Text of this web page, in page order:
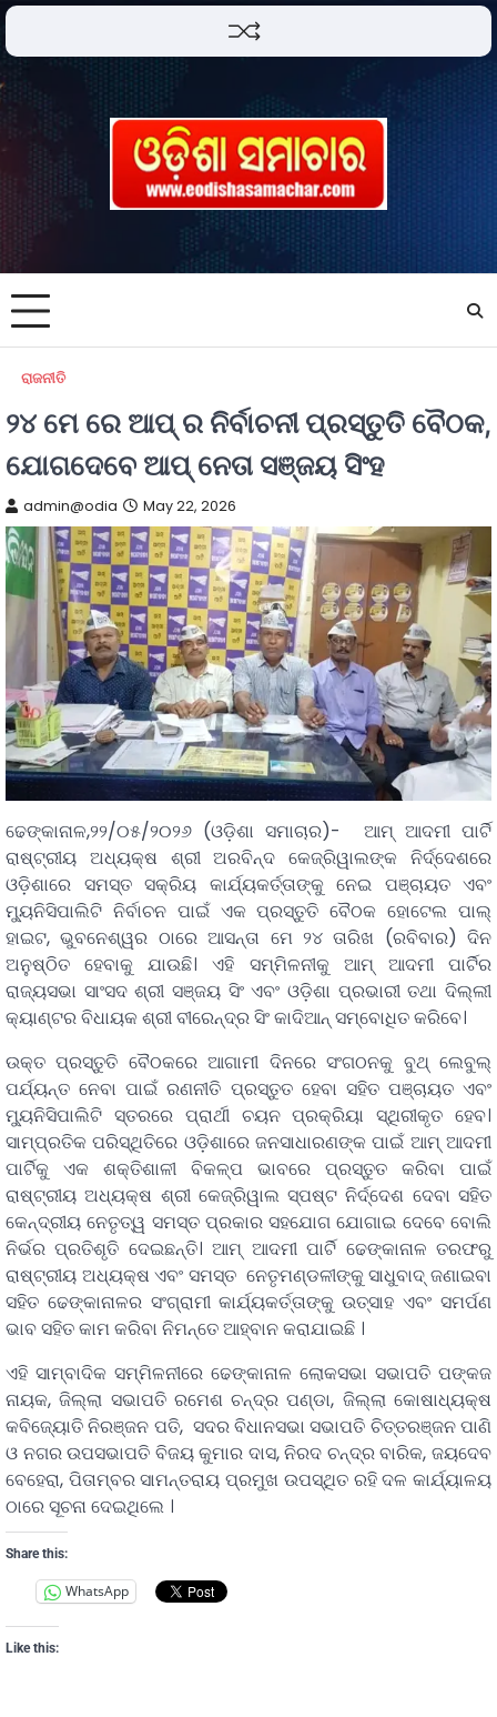
ରାଜନୀତି
୨୪ ମେ ରେ ଆପ୍ ର ନିର୍ବାଚନୀ ପ୍ରସ୍ତୁତି ବୈଠକ,
ଯୋଗଦେବେ ଆପ୍ ନେତା ସଞ୍ଜୟ ସିଂହ
admin@odia May 22, 2026
ଢେଙ୍କାନାଳ,୨୨/୦୫/୨୦୨୬ (ଓଡ଼ିଶା ସମାଚାର)- ଆମ୍ ଆଦମୀ ପାର୍ଟି
ରାଷ୍ଟ୍ରୀୟ ଅଧ୍ୟକ୍ଷ ଶ୍ରୀ ଅରବିନ୍ଦ କେଜ୍ରିୱାଲଙ୍କ ନିର୍ଦ୍ଦେଶରେ
ଓଡ଼ିଶାରେ ସମସ୍ତ ସକ୍ରିୟ କାର୍ଯ୍ୟକର୍ତ୍ତାଙ୍କୁ ନେଇ ପଞ୍ଚାୟତ ଏବଂ
ମ୍ୟୁନିସିପାଲିଟି ନିର୍ବାଚନ ପାଇଁ ଏକ ପ୍ରସ୍ତୁତି ବୈଠକ ହୋଟେଲ ପାଲ୍
ହାଇଟ, ଭୁବନେଶ୍ୱର ଠାରେ ଆସନ୍ତା ମେ ୨୪ ତାରିଖ (ରବିବାର) ଦିନ
ଅନୁଷ୍ଠିତ ହେବାକୁ ଯାଉଛି। ଏହି ସମ୍ମିଳନୀକୁ ଆମ୍ ଆଦମୀ ପାର୍ଟିର
ରାଜ୍ୟସଭା ସାଂସଦ ଶ୍ରୀ ସଞ୍ଜୟ ସିଂ ଏବଂ ଓଡ଼ିଶା ପ୍ରଭାରୀ ତଥା ଦିଲ୍ଲୀ
କ୍ୟାଣ୍ଟର ବିଧାୟକ ଶ୍ରୀ ବୀରେନ୍ଦ୍ର ସିଂ କାଦିଆନ୍ ସମ୍ବୋଧିତ କରିବେ।
ଉକ୍ତ ପ୍ରସ୍ତୁତି ବୈଠକରେ ଆଗାମୀ ଦିନରେ ସଂଗଠନକୁ ବୁଥ୍ ଲେବୁଲ୍
ପର୍ଯ୍ୟନ୍ତ ନେବା ପାଇଁ ରଣନୀତି ପ୍ରସ୍ତୁତ ହେବା ସହିତ ପଞ୍ଚାୟତ ଏବଂ
ମ୍ୟୁନିସିପାଲିଟି ସ୍ତରରେ ପ୍ରାର୍ଥୀ ଚୟନ ପ୍ରକ୍ରିୟା ସ୍ଥିରୀକୃତ ହେବ।
ସାମ୍ପ୍ରତିକ ପରିସ୍ଥିତିରେ ଓଡ଼ିଶାରେ ଜନସାଧାରଣଙ୍କ ପାଇଁ ଆମ୍ ଆଦମୀ
ପାର୍ଟିକୁ ଏକ ଶକ୍ତିଶାଳୀ ବିକଳ୍ପ ଭାବରେ ପ୍ରସ୍ତୁତ କରିବା ପାଇଁ
ରାଷ୍ଟ୍ରୀୟ ଅଧ୍ୟକ୍ଷ ଶ୍ରୀ କେଜ୍ରିୱାଲ ସ୍ପଷ୍ଟ ନିର୍ଦ୍ଦେଶ ଦେବା ସହିତ
କେନ୍ଦ୍ରୀୟ ନେତୃତ୍ୱ ସମସ୍ତ ପ୍ରକାର ସହଯୋଗ ଯୋଗାଇ ଦେବେ ବୋଲି
ନିର୍ଭର ପ୍ରତିଶୃତି ଦେଇଛନ୍ତି। ଆମ୍ ଆଦମୀ ପାର୍ଟି ଢେଙ୍କାନାଳ ତରଫରୁ
ରାଷ୍ଟ୍ରୀୟ ଅଧ୍ୟକ୍ଷ ଏବଂ ସମସ୍ତ ନେତୃମଣ୍ଡଳୀଙ୍କୁ ସାଧୁବାଦ୍ ଜଣାଇବା
ସହିତ ଢେଙ୍କାନାଳର ସଂଗ୍ରାମୀ କାର୍ଯ୍ୟକର୍ତ୍ତାଙ୍କୁ ଉତ୍ସାହ ଏବଂ ସମର୍ପଣ
ଭାବ ସହିତ କାମ କରିବା ନିମନ୍ତେ ଆହ୍ବାନ କରାଯାଇଛି ।
ଏହି ସାମ୍ବାଦିକ ସମ୍ମିଳନୀରେ ଢେଙ୍କାନାଳ ଲୋକସଭା ସଭାପତି ପଙ୍କଜ
ନାୟକ, ଜିଲ୍ଲା ସଭାପତି ରମେଶ ଚନ୍ଦ୍ର ପଣ୍ଡା, ଜିଲ୍ଲା କୋଷାଧ୍ୟକ୍ଷ
କବିଜ୍ୟୋତି ନିରଞ୍ଜନ ପତି, ସଦର ବିଧାନସଭା ସଭାପତି ଚିତ୍ତରଞ୍ଜନ ପାଣି
ଓ ନଗର ଉପସଭାପତି ବିଜୟ କୁମାର ଦାସ, ନିରଦ ଚନ୍ଦ୍ର ବାରିକ, ଜୟଦେବ
ବେହେରା, ପିତାମ୍ବର ସାମନ୍ତରାୟ ପ୍ରମୁଖ ଉପସ୍ଥିତ ରହି ଦଳ କାର୍ଯ୍ୟାଳୟ
ଠାରେ ସୂଚନା ଦେଇଥିଲେ ।
Share this:
WhatsApp
Like this: